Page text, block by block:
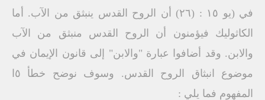
في (يو ١٥ : (٢٦) أن الروح القدس ينبثق من الآب. أما
الكاثوليك فيؤمنون أن الروح القدس منبثق من الآب
والابن. وقد أضافوا عبارة "والابن" إلى قانون الإيمان في
المفهوم فما يلي :